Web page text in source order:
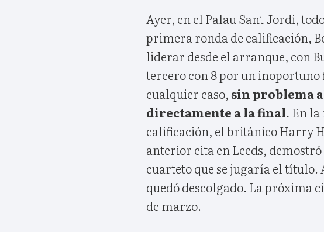
Ayer, en el Palau Sant Jordi,
primera ronda de calificación,
liderar desde el arranque, con
tercero con 8 por un
cualquier caso, sin problema
directamente a la final. En la
calificación, el británico Harry
anterior cita en Leeds,
cuarteto que se jugaría el título.
quedó descolgado. La próxima
de marzo.